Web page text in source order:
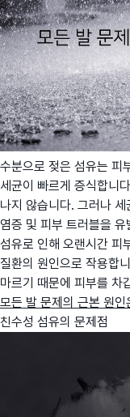
수분으로 젖은 섬유는 피
세균이 빠르게 증식합니
나지 않습니다. 그러나
염증 및 피부 트러블을
섬유로 인해 오랜시간 피
질환의 원인으로 작용합
마르기 때문에 피부를 차
모든 발 문제의 근본 원인
친수성 섬유의 문제점